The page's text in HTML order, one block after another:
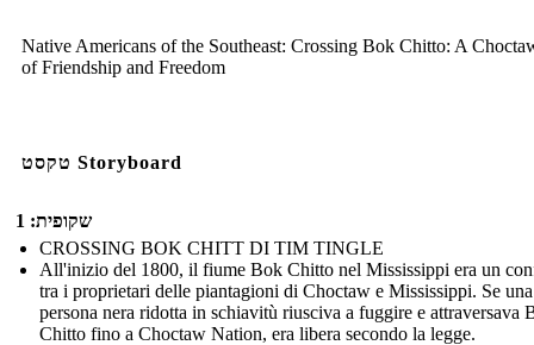
Native Americans of the Southeast: Crossing Bok Chitto: A
of Friendship and Freedom
טקסט Storyboard
שקופית: 1
CROSSING BOK CHITT DI TIM TINGLE
All'inizio del 1800, il fiume Bok Chitto nel Mississippi era un
tra i proprietari delle piantagioni di Choctaw e Mississippi. Se una
persona nera ridotta in schiavitù riusciva a fuggire e attraversava
Chitto fino a Choctaw Nation, era libera secondo la legge.